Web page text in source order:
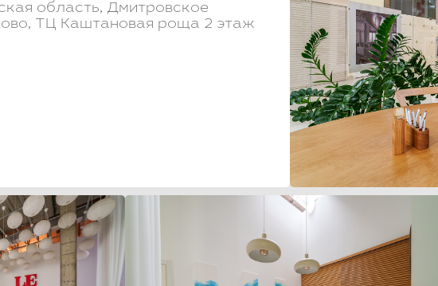
область, Дмитровское
ТЦ Каштановая роща 2 этаж